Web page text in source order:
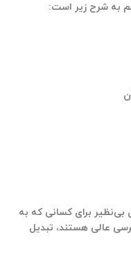
به شرح زیر است:
بی‌نظیر برای کسانی که به
عالی هستند، تبدیل